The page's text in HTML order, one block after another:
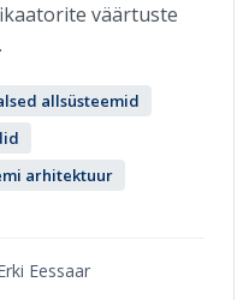
väärtuste
allsüsteemid
arhitektuur
Eessaar